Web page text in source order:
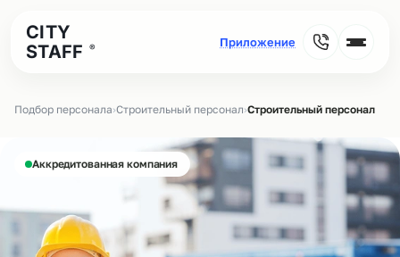
CITY
STAFF
®
Подбор персонала›Строительный персонал›Строительный персонал
Аккредитованная компания